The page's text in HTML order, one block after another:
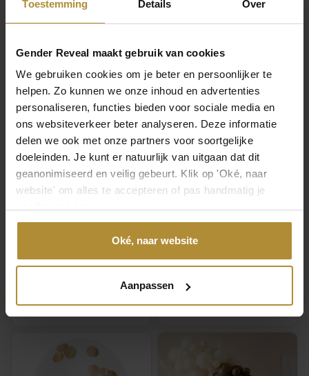
Toestemming Details Over
Gender Reveal maakt gebruik van cookies
We gebruiken cookies om je beter en persoonlijker te
helpen. Zo kunnen we onze inhoud en advertenties
personaliseren, functies bieden voor sociale media en
ons websiteverkeer beter analyseren. Deze informatie
delen we ook met onze partners voor soortgelijke
doeleinden. Je kunt er natuurlijk van uitgaan dat dit
geanonimiseerd en veilig gebeurt. Klik op 'Oké, naar
website' om alles te accepteren of pas handmatig je
Oké, naar website
Aanpassen
Hallo Baby Big Sister Ballon
7,95
Hallo Baby Servietten
4,99
9,95
Schwester oder kleiner
9,95